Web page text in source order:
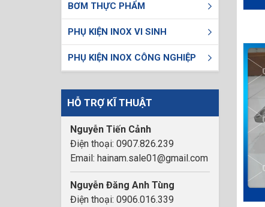
BƠM THỰC PHẨM
PHỤ KIỆN INOX VI SINH
PHỤ KIỆN INOX CÔNG NGHIỆP
HỖ TRỢ KĨ THUẬT
Nguyễn Tiến Cảnh
Điện thoại: 0907.826.239
Email: hainam.sale01@gmail.com
Nguyễn Đăng Anh Tùng
Điện thoại: 0906.016.339